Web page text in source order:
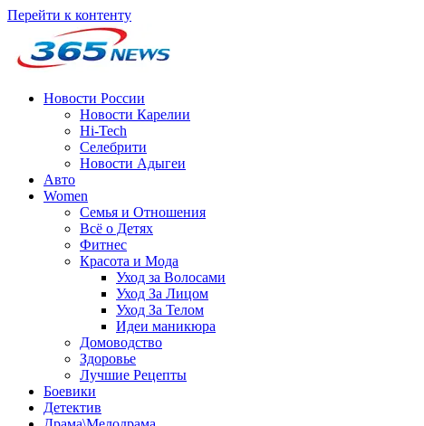
Перейти к контенту
Новости России
Новости Карелии
Hi-Tech
Селебрити
Новости Адыгеи
Авто
Women
Семья и Отношения
Всё о Детях
Фитнес
Красота и Мода
Уход за Волосами
Уход За Лицом
Уход За Телом
Идеи маникюра
Домоводство
Здоровье
Лучшие Рецепты
Боевики
Детектив